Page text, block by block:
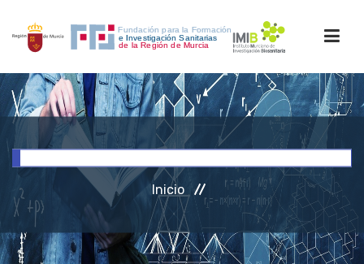
INICIO
INVESTIGACIÓN
Inicio